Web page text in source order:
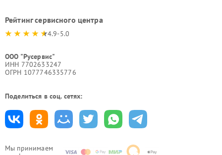
Мы принимаем
Рейтинг сервисного центра
4.9-5.0
ООО "Русервис"
ИНН 7702633247
ОГРН 1077746335776
Поделиться в соц. сетях: